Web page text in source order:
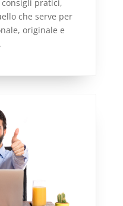
pratici,
che serve per
originale e